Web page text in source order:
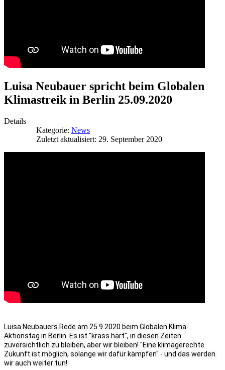
Luisa Neubauer spricht beim Globalen
Klimastreik in Berlin 25.09.2020
Details
Kategorie: News
Zuletzt aktualisiert: 29. September 2020
Luisa Neubauers Rede am 25.9.2020 beim Globalen Klima-
Aktionstag in Berlin. Es ist "krass hart", in diesen Zeiten
zuversichtlich zu bleiben, aber wir bleiben! "Eine klimagerechte
Zukunft ist möglich, solange wir dafür kämpfen" - und das werden
wir auch weiter tun!